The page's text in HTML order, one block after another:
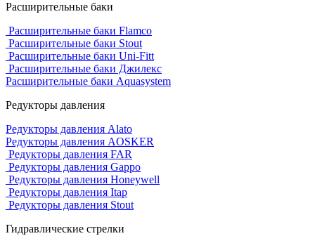
Расширительные баки
Расширительные баки Flamco
Расширительные баки Stout
Расширительные баки Uni-Fitt
Расширительные баки Джилекс
Расширительные баки Aquasystem
Редукторы давления
Редукторы давления Alato
Редукторы давления AOSKER
Редукторы давления FAR
Редукторы давления Gappo
Редукторы давления Honeywell
Редукторы давления Itap
Редукторы давления Stout
Гидравлические стрелки